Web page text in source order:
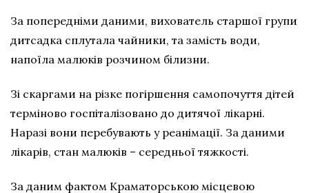
За попередніми даними, вихователь старшої групи
дитсадка сплутала чайники, та замість води,
напоїла малюків розчином білизни.
Зі скаргами на різке погіршення самопочуття дітей
терміново госпіталізовано до дитячої лікарні.
Наразі вони перебувають у реанімації. За даними
лікарів, стан малюків – середньої тяжкості.
За даним фактом Краматорською місцевою